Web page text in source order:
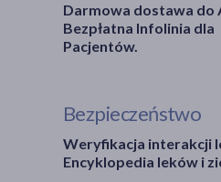
Darmowa dostawa do
Bezpłatna Infolinia dla
Pacjentów.
Bezpieczeństwo
Weryfikacja interakcji
Encyklopedia leków i